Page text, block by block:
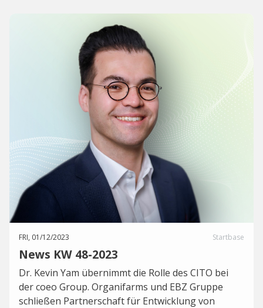
FRI, 01/12/2023 Startbase
News KW 48-2023
Dr. Kevin Yam übernimmt die Rolle des CITO bei
der coeo Group. Organifarms und EBZ Gruppe
schließen Partnerschaft für Entwicklung von